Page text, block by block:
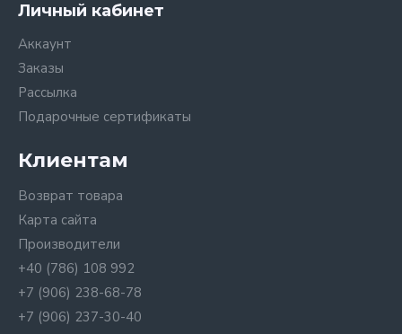
Личный кабинет
Аккаунт
Заказы
Рассылка
Подарочные сертификаты
Клиентам
Возврат товара
Карта сайта
Производители
+40 (786) 108 992
+7 (906) 238-68-78
+7 (906) 237-30-40